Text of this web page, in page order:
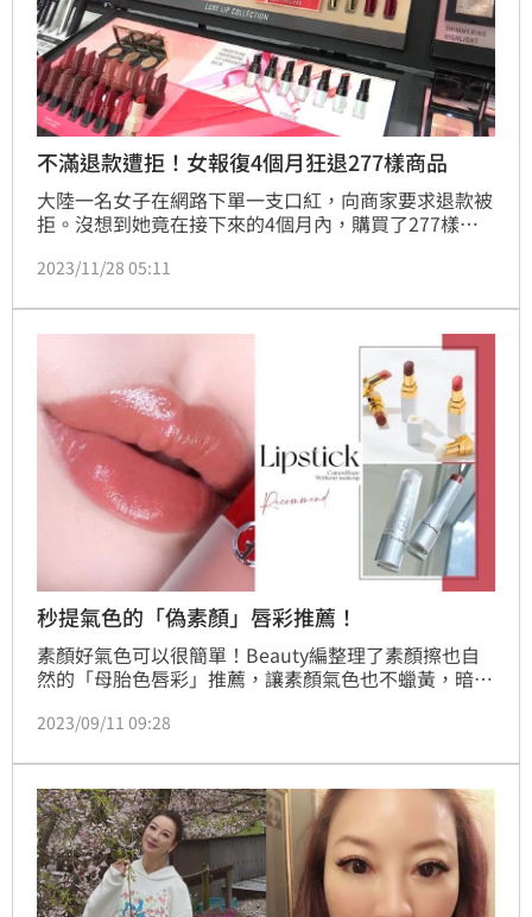
不滿退款遭拒！女報復4個月狂退277樣商品
大陸一名女子在網路下單一支口紅，向商家要求退款被
拒。沒想到她竟在接下來的4個月內，購買了277樣商
後店家忍無可忍一狀告上法院，法官審理後認為女子惡
人民幣（約新台幣8800元）。
2023/11/28 05:11
秒提氣色的「偽素顏」唇彩推薦！
素顏好氣色可以很簡單！Beauty編整理了素顏擦也自
然的「母胎色唇彩」推薦，讓素顏氣色也不蠟黃，暗沉
2023/09/11 09:28